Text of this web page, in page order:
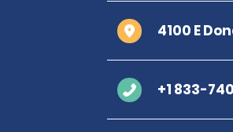
4100 E
+1 833-